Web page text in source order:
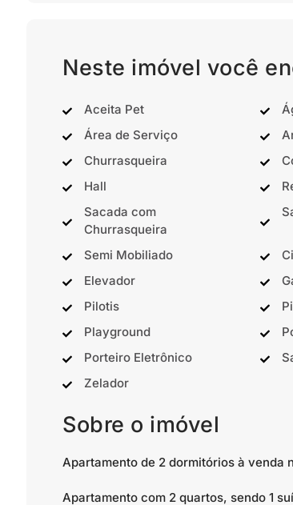
Neste imóvel você
Aceita Pet
Área de Serviço
Churrasqueira
Hall
Sacada com
Churrasqueira
Semi Mobiliado
Elevador
Pilotis
Playground
Porteiro Eletrônico
Zelador
Sobre o imóvel
Apartamento de 2 dormitórios à venda
Apartamento com 2 quartos, sendo 1